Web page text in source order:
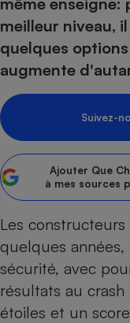
meilleur niveau,
quelques
augmente
Suivez-
Ajouter Que
à mes sources
Les
quelques
sécurité, avec
résultats au crash
étoiles et un
Choisir son fioul
Choisir son pellet
Comparateur
Tous les